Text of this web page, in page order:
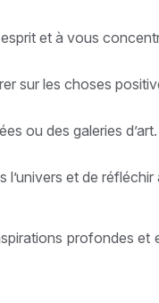
et à vous
sur les choses
ou des galeries
et de
profondes et